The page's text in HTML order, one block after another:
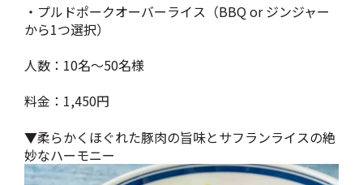
・プルドポークオーバーライス（BBQ or ジンジャー
から1つ選択）
人数：10名～50名様
料金：1,450円
▼柔らかくほぐれた豚肉の旨味とサフランライスの絶
妙なハーモニー